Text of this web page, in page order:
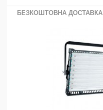
БЕЗКОШТОВНА ДОСТАВКА